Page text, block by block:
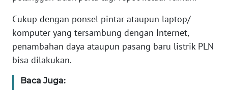
Cukup dengan ponsel pintar ataupun laptop/
komputer yang tersambung dengan Internet,
penambahan daya ataupun pasang baru listrik PLN
bisa dilakukan.
Baca Juga:
WN
JABAR
BANTEN